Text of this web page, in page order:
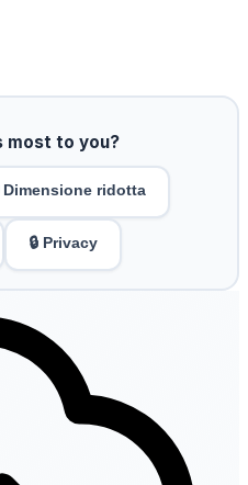
most to you?
Dimensione ridotta
🔒 Privacy